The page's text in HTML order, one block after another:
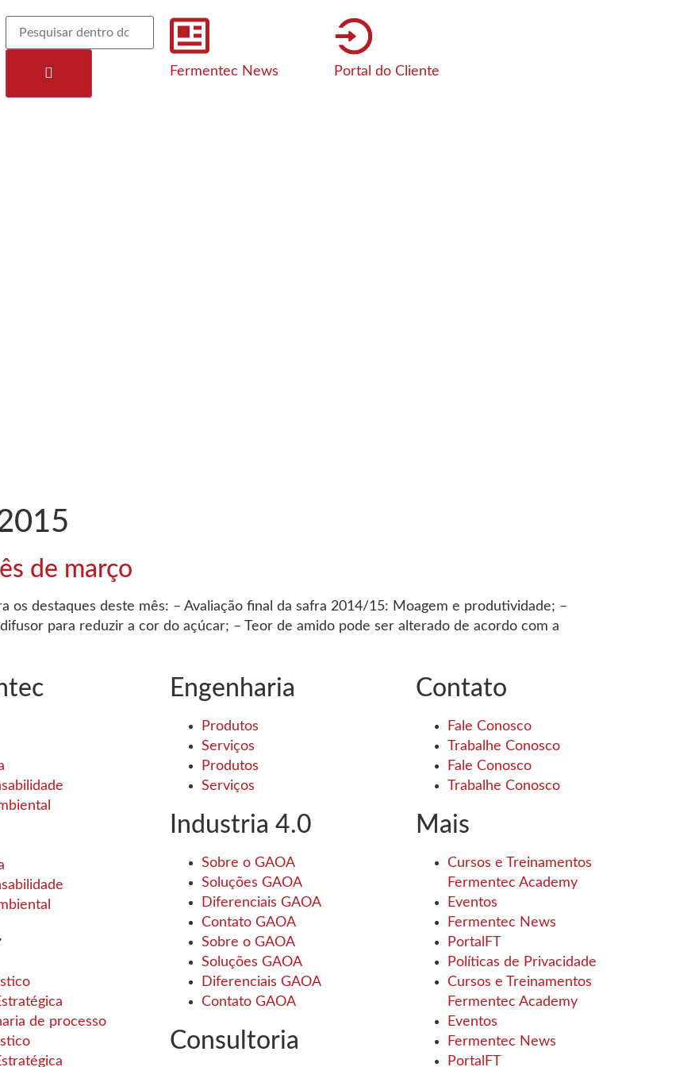
Fermentec News Portal do Cliente
de março
os destaques deste mês: – Avaliação final da safra 2014/15: Moagem e produtividade; –
para reduzir a cor do açúcar; – Teor de amido pode ser alterado de acordo com a
de processo
Engenharia
Produtos
Serviços
Produtos
Serviços
Industria 4.0
Sobre o GAOA
Soluções GAOA
Diferenciais GAOA
Contato GAOA
Sobre o GAOA
Soluções GAOA
Diferenciais GAOA
Contato GAOA
Consultoria
Contato
Fale Conosco
Trabalhe Conosco
Fale Conosco
Trabalhe Conosco
Mais
Cursos e Treinamentos
Fermentec Academy
Eventos
Fermentec News
PortalFT
Políticas de Privacidade
Cursos e Treinamentos
Fermentec Academy
Eventos
Fermentec News
PortalFT